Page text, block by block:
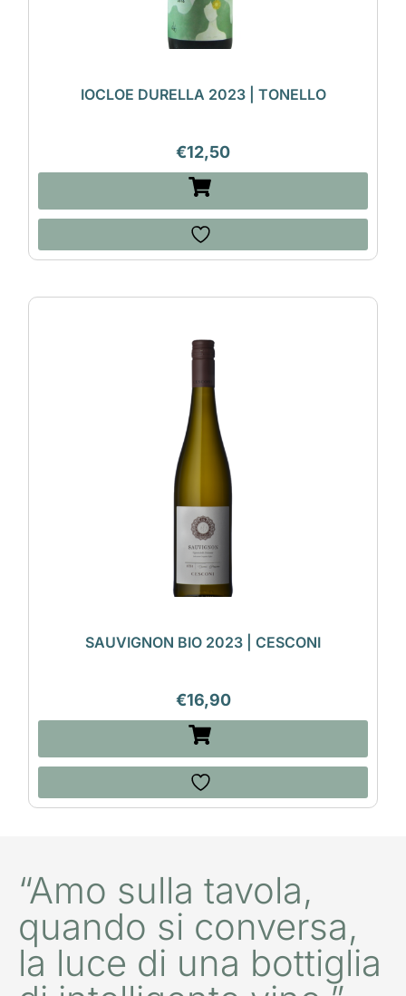
IOCLOE DURELLA 2023 | TONELLO
€12,50
SAUVIGNON BIO 2023 | CESCONI
€16,90
“Amo sulla tavola,
quando si conversa,
la luce di una bottiglia